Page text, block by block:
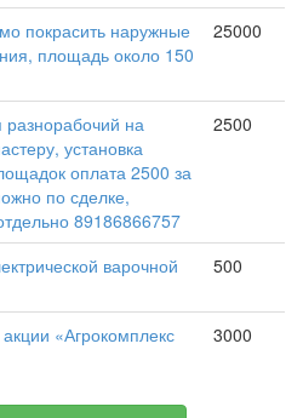
покрасить наружные
площадь около 150
25000
разнорабочий на
установка
оплата 2500 за
по сделке,
89186866757
2500
варочной
500
«Агрокомплекс
3000